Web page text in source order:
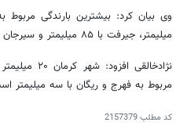
میلیمتر، جیرفت با ۸۵ میلیمتر و سیرجان با ۴۵ میلیمتر است.
نژادخالقی
مربوط به فهرج و ریگان با سه میلیمتر
کد مطلب2157379